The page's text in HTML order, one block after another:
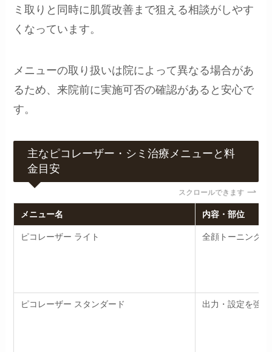
ミ取りと同時に肌質改善まで狙える相談がしやす
くなっています。
メニューの取り扱いは院によって異なる場合があ
るため、来院前に実施可否の確認があると安心で
す。
主なピコレーザー・シミ治療メニューと料
金目安
スクロールできます
メニュー名 内容・部位
ピコレーザー ライト 全顔トーニング
ピコレーザー スタンダード 出力・設定を強